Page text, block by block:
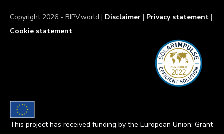
Copyright 2026 - BIPV.world | Disclaimer | Privacy statement |
Cookie statement
This project has received funding by the European Union: Grant